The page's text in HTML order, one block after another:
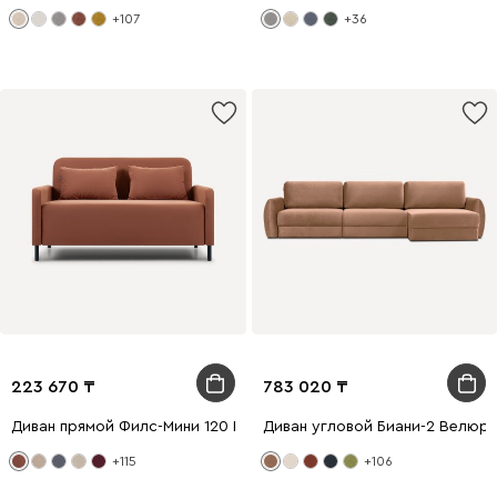
+107 +36
223 670
Диван прямой Филс-Мини 120 Велюр Терракотовый
+115
783 020
Диван угловой Биани-2 Велюр
+106